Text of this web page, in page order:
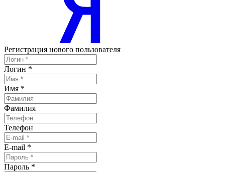
Регистрация нового пользователя
Логин *
Имя *
Фамилия
Телефон
E-mail *
Пароль *